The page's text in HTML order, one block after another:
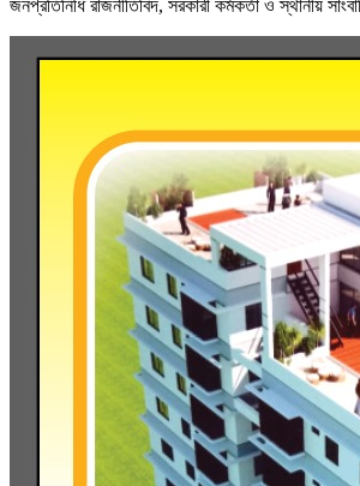
জনপ্রতিনিধি রাজনীতিবিদ, সরকারী কর্মকর্তা ও স্থানীয়